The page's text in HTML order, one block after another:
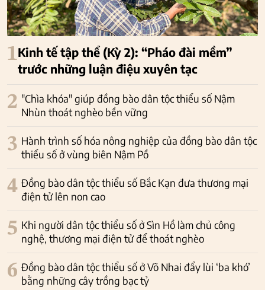
1Kinh tế tập thể (Kỳ 2): “Pháo đài mềm”
trước những luận điệu xuyên tạc
2 "Chìa khóa" giúp đồng bào dân tộc thiểu số Nậm
Nhùn thoát nghèo bền vững
3 Hành trình số hóa nông nghiệp của đồng bào dân tộc
thiểu số ở vùng biên Nậm Pồ
4 Đồng bào dân tộc thiểu số Bắc Kạn đưa thương mại
điện tử lên non cao
5 Khi người dân tộc thiểu số ở Sìn Hồ làm chủ công
nghệ, thương mại điện tử để thoát nghèo
6 Đồng bào dân tộc thiểu số ở Võ Nhai đẩy lùi ‘ba khó’
bằng những cây trồng bạc tỷ